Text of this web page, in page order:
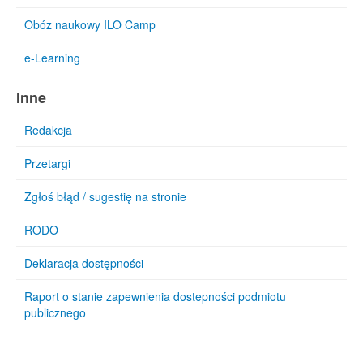
Obóz naukowy ILO Camp
e-Learning
Inne
Redakcja
Przetargi
Zgłoś błąd / sugestię na stronie
RODO
Deklaracja dostępności
Raport o stanie zapewnienia dostepności podmiotu
publicznego